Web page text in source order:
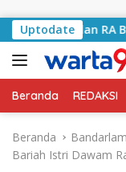
Uptodate
RA Basyid,
Beranda REDAKSI
Beranda
Bariah Istri Dawam